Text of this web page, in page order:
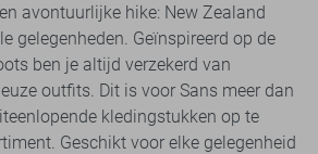
avontuurlijke hike: New Zealand
gelegenheden. Geïnspireerd op de
ben je altijd verzekerd van
outfits. Dit is voor Sans meer dan
kledingstukken op te
Geschikt voor elke gelegenheid